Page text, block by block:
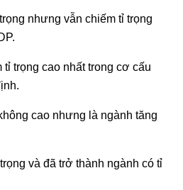
nhưng vẫn chiếm tỉ trọng
tỉ trọng cao nhất trong cơ cấu
cao nhưng là ngành tăng
và đã trở thành ngành có tỉ